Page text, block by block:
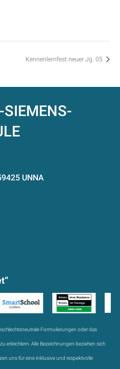
Kennenlernfest neuer Jg. 05
SIEMENS-
UNNA
Formulierungen oder das
erleichtern. Alle Bezeichnungen beziehen sich
uns für eine inklusive und respektvolle